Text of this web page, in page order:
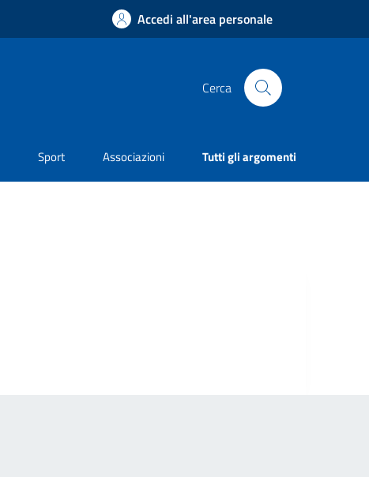
Accedi all'area personale
Cerca
Sport Associazioni Tutti gli argomenti